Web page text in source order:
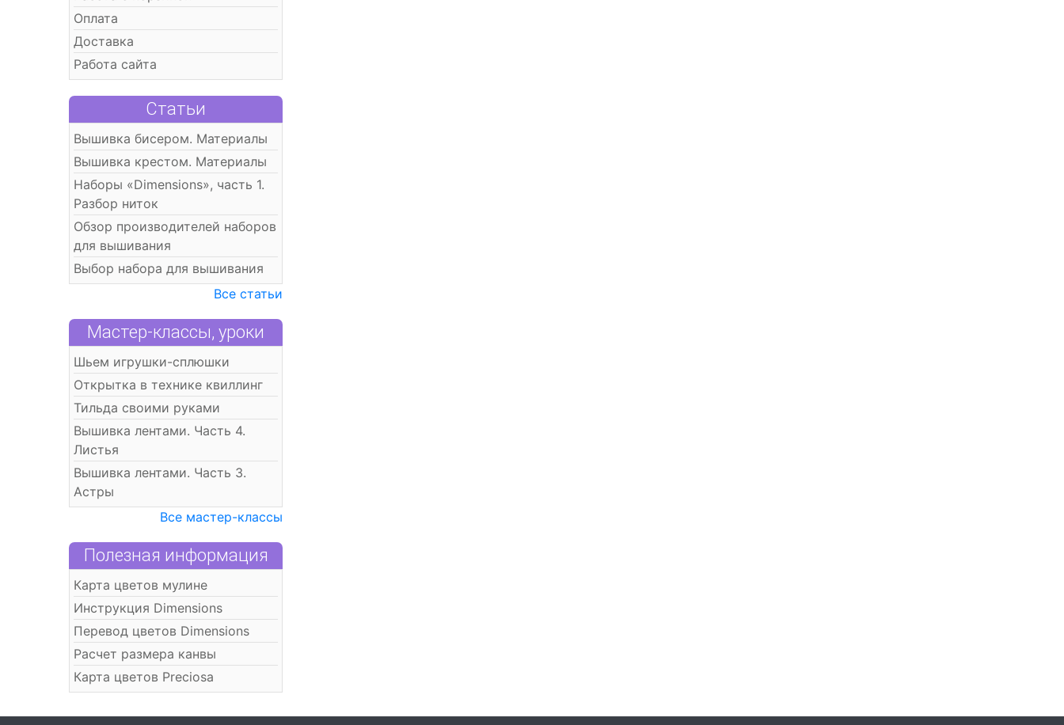
Оплата
Доставка
Работа сайта
Статьи
Вышивка бисером. Материалы
Вышивка крестом. Материалы
Наборы «Dimensions», часть 1.
Разбор ниток
Обзор производителей наборов
для вышивания
Выбор набора для вышивания
Все статьи
Мастер-классы, уроки
Шьем игрушки-сплюшки
Открытка в технике квиллинг
Тильда своими руками
Вышивка лентами. Часть 4.
Листья
Вышивка лентами. Часть 3.
Астры
Все мастер-классы
Полезная информация
Карта цветов мулине
Инструкция Dimensions
Перевод цветов Dimensions
Расчет размера канвы
Карта цветов Preciosa